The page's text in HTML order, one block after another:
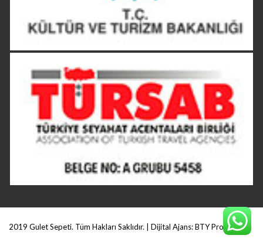
2019 Gulet Sepeti. Tüm Hakları Saklıdır. | Dijital Ajans:BTY Production